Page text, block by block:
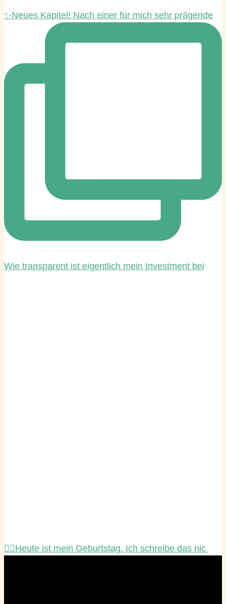
✨Neues Kapitel! Nach einer für mich sehr prägende
Wie transparent ist eigentlich mein Investment bei
☝🏻Heute ist mein Geburtstag. Ich schreibe das nic